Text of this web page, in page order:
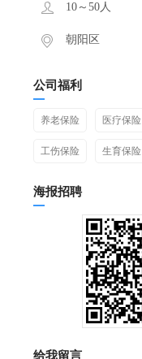
10～50人
朝阳区
公司福利
养老保险 医疗保险
工伤保险 生育保险
海报招聘
给我留言